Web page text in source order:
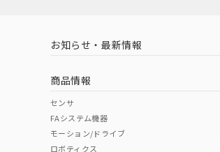
中国 RoHS 注意事項・凡例
中国 RoHS表
Pb Hg
お知らせ・最新情報
商品情報
センサ
FAシステム機器
モーション/ドライブ
ロボティクス